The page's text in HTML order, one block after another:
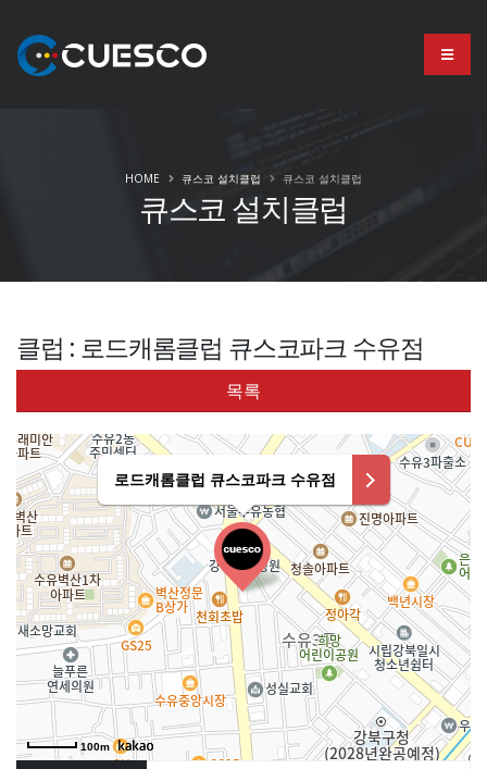
큐스코 설치클럽
HOME 큐스코 설치클럽 큐스코 설치클럽
클럽 : 로드캐롬클럽 큐스코파크 수유점
목록
로드캐롬클럽 큐스코파크 수유점
100m